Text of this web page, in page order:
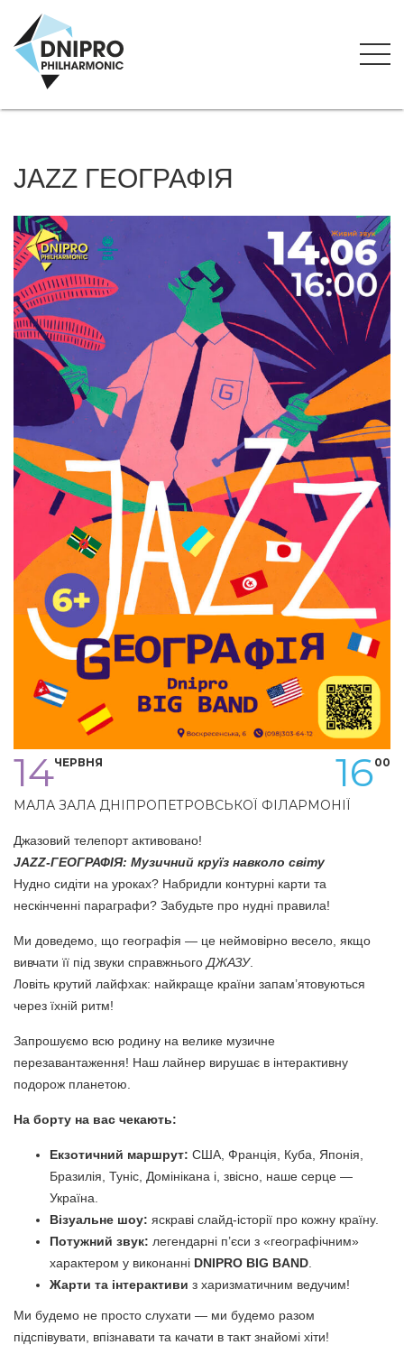
JAZZ ГЕОГРАФІЯ
14ЧЕРВНЯ 00
16
МАЛА ЗАЛА ДНІПРОПЕТРОВСЬКОЇ ФІЛАРМОНІЇ
Джазовий телепорт активовано!
JAZZ-ГЕОГРАФІЯ: Музичний круїз навколо світу
Нудно сидіти на уроках? Набридли контурні карти та
нескінченні параграфи? Забудьте про нудні правила!
Ми доведемо, що географія — це неймовірно весело, якщо
вивчати її під звуки справжнього ДЖАЗУ.
Ловіть крутий лайфхак: найкраще країни запам’ятовуються
через їхній ритм!
Запрошуємо всю родину на велике музичне
перезавантаження! Наш лайнер вирушає в інтерактивну
подорож планетою.
На борту на вас чекають:
Екзотичний маршрут: США, Франція, Куба, Японія,
Бразилія, Туніс, Домінікана і, звісно, наше серце —
Україна.
Візуальне шоу: яскраві слайд-історії про кожну країну.
Потужний звук: легендарні п’єси з «географічним»
характером у виконанні DNIPRO BIG BAND
Жарти та інтерактиви з харизматичним ведучим!
Ми будемо не просто слухати — ми будемо разом
підспівувати, впізнавати та качати в тактзнайомі хіти!